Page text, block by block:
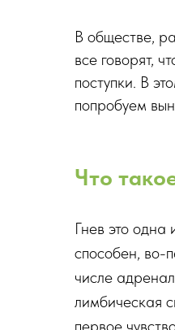
В обществе,
все говорят,
поступки. В
попробуем
Что
Гнев это одна
способен, во-
числе
лимбическая
первое